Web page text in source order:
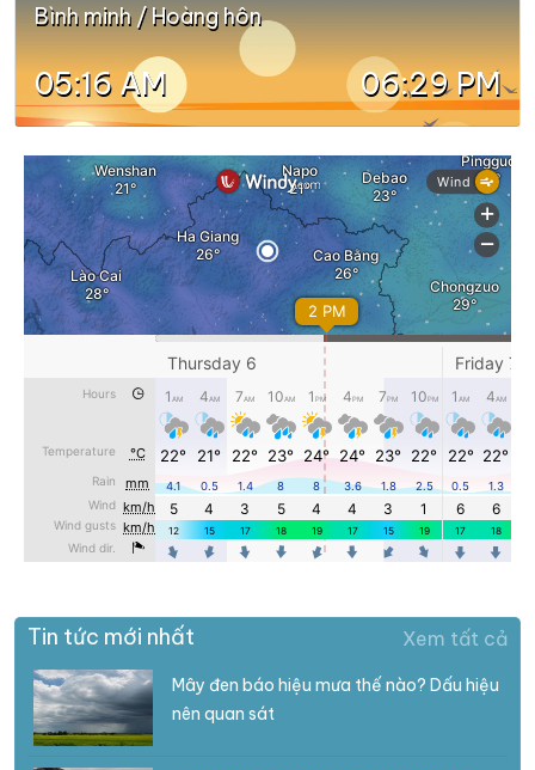
Bình minh / Hoàng hôn
05:16 AM 06:29 PM
Tin tức mới nhất Xem tất cả
Mây đen báo hiệu mưa thế nào? Dấu hiệu
nên quan sát